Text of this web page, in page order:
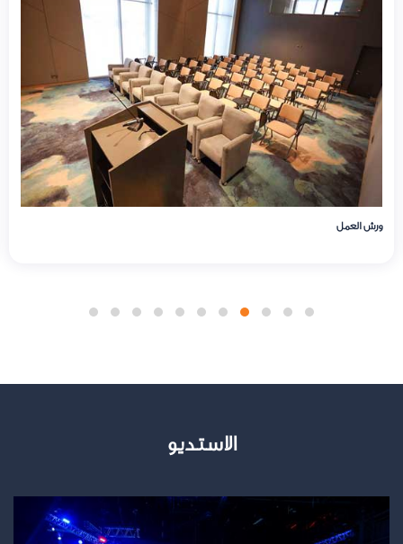
الاستديو